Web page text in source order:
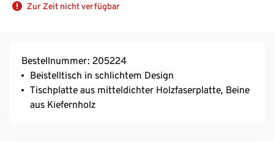
Zur Zeit nicht verfügbar
Bestellnummer: 205224
Beistelltisch in schlichtem Design
Tischplatte aus mitteldichter Holzfaserplatte, Beine
aus Kiefernholz